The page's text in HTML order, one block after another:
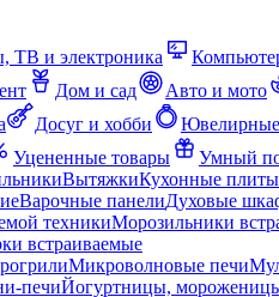
ТВ и электроника
Дом и сад Авто и мото
Досуг и хобби
Уцененные товары Умный
ВытяжкиКухонные плиты
Варочные панелиДуховые
техникиМорозильники
встраиваемые
Микроволновые печи
печиЙогуртницы,